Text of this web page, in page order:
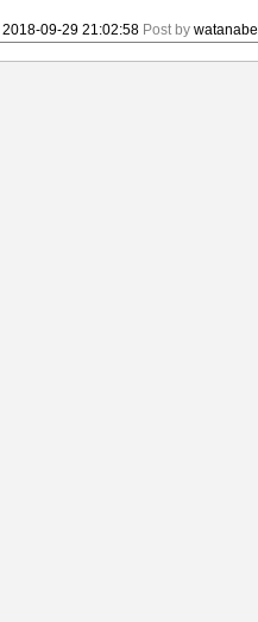
2018-09-29 21:02:58 Post by watanabe